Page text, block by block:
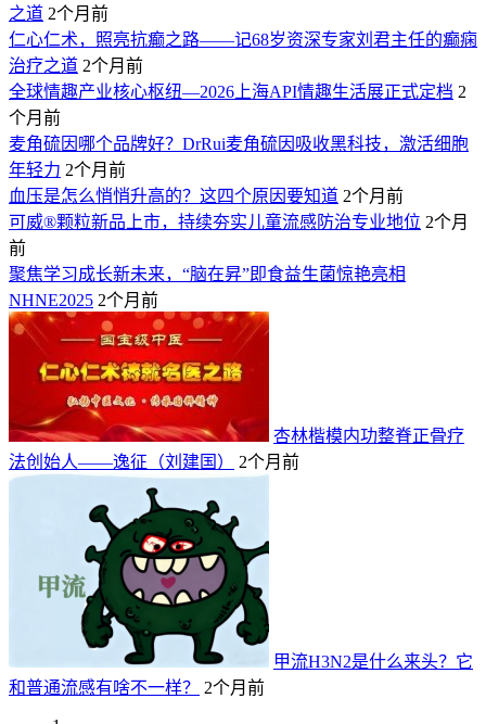
之道 2个月前
仁心仁术，照亮抗癫之路——记68岁资深专家刘君主任的癫痫
治疗之道 2个月前
全球情趣产业核心枢纽—2026上海API情趣生活展正式定档 2
个月前
麦角硫因哪个品牌好？DrRui麦角硫因吸收黑科技，激活细胞
年轻力 2个月前
血压是怎么悄悄升高的？这四个原因要知道 2个月前
可威®颗粒新品上市，持续夯实儿童流感防治专业地位 2个月
前
聚焦学习成长新未来，“脑在昇”即食益生菌惊艳亮相
NHNE2025 2个月前
杏林楷模内功整脊正骨疗
法创始人——逸征（刘建国）
2个月前
甲流H3N2是什么来头？它
和普通流感有啥不一样？
2个月前